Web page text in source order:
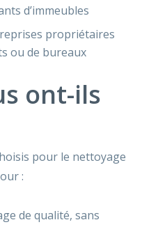
d’immeubles
propriétaires
ou de bureaux
ont-ils
pour le nettoyage
:
de qualité, sans